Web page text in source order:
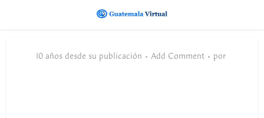
10 años desde su publicación Add Comment por